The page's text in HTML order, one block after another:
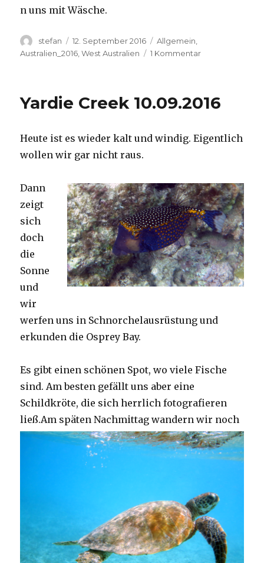
n uns mit Wäsche.
Autor
stefan
Veröffentlicht
am
12. September 2016 Kategorien
Allgemein
Australien_2016 ,West Australien 1 Kommentarzu
Yardie Creek 10.09.2016
Heute ist es wieder kalt und windig. Eigentlich
wollen wir gar nicht raus.
Dann
zeigt
sich
doch
die
Sonne
und
wir
werfen uns in Schnorchelausrüstung und
erkunden die Osprey Bay.
Es gibt einen schönen Spot, wo viele Fische
sind. Am besten gefällt uns aber eine
Schildkröte, die sich herrlich fotografieren
ließ.Am späten Nachmittag wandern wir noch